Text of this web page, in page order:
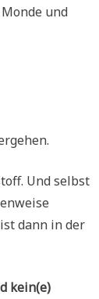
und
Und selbst
dann in der
kein(e)